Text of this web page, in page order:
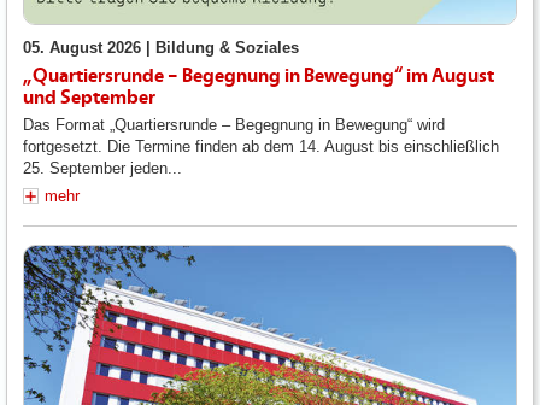
05. August 2026 | Bildung & Soziales
„Quartiersrunde – Begegnung in Bewegung“ im August
und September
Das Format „Quartiersrunde – Begegnung in Bewegung“ wird
fortgesetzt. Die Termine finden ab dem 14. August bis einschließlich
25. September jeden...
mehr